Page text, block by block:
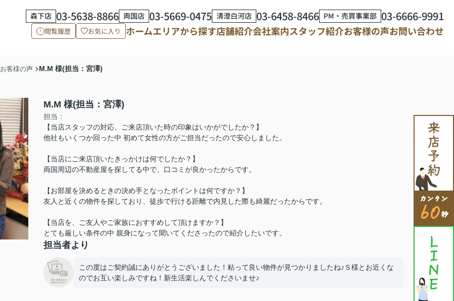
森下店 03-5638-8866 両国店 03-5669-0475 清澄白河店 03-6458-8466 PM・売買事業部 03-6666-9991
閲覧履歴 お気に入り ホームエリアから探す店舗紹介会社案内スタッフ紹介お客様の声お問い合わせ
お客様の声 M.M 様(担当：宮澤)
M.M 様(担当：宮澤)
担当：
【当店スタッフの対応、ご来店頂いた時の印象はいかがでしたか？】
他社もいくつか回った中 初めて女性の方がご担当だったので安心しました。
【当店にご来店頂いたきっかけは何でしたか？】
両国周辺の不動産屋を探してる中で、口コミが良かったからです。
【お部屋を決めるときの決め手となったポイントは何ですか？】
友人と近くの物件を探しており、徒歩で行ける距離で内見した際も綺麗だったからです。
【当店を、ご友人やご家族におすすめして頂けますか？】
とても厳しい条件の中 親身になって聞いてくださったので紹介したいです。
担当者より
この度はご契約誠にありがとうございました！粘って良い物件が見つかりましたね♪Ｓ様とお近くな
のでお互い楽しみですね！新生活楽しんでくださいませ♪